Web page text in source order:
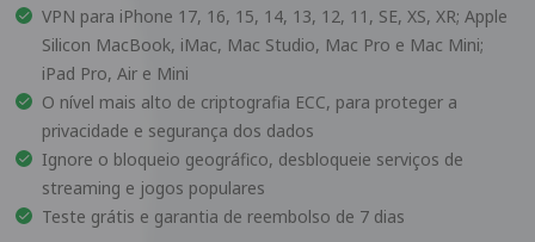
VPN para iPhone 17, 16, 15, 14, 13, 12, 11, SE, XS, XR; Apple
Silicon MacBook, iMac, Mac Studio, Mac Pro e Mac Mini;
iPad Pro, Air e Mini
O nível mais alto de criptografia ECC, para proteger a
privacidade e segurança dos dados
Ignore o bloqueio geográfico, desbloqueie serviços de
streaming e jogos populares
Teste grátis e garantia de reembolso de 7 dias